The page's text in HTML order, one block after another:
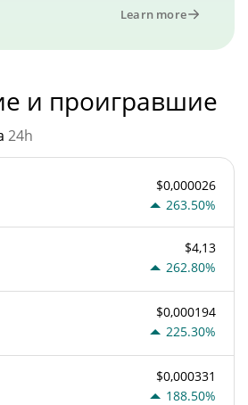
Learn more
и проигравшие
24h
$0,000026
263.50%
$4,13
262.80%
$0,000194
225.30%
$0,000331
188.50%